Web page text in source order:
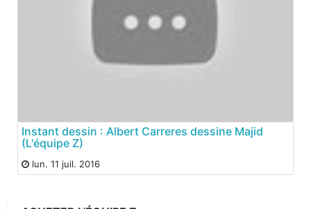
Instant dessin : Albert Carreres dessine Majid
(L'équipe Z)
lun. 11 juil. 2016